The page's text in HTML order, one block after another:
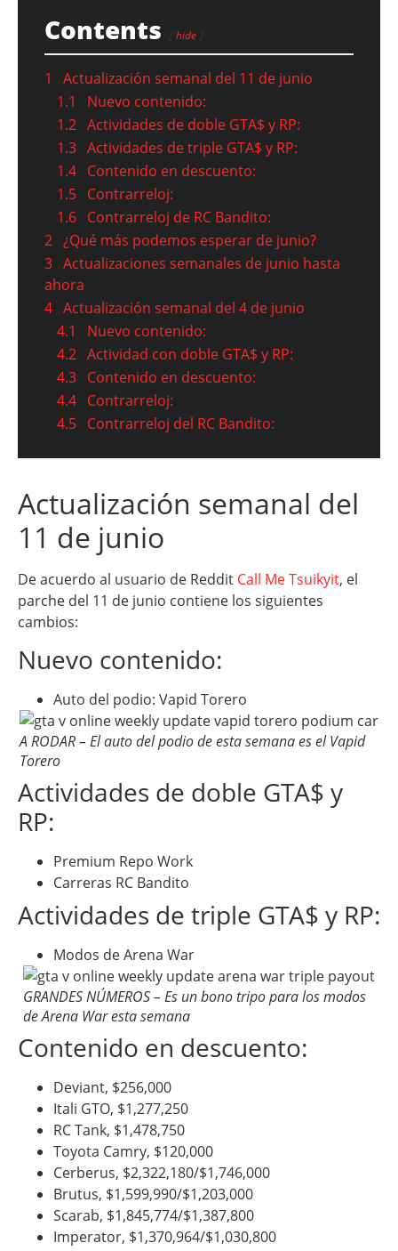
Contents hide
1
Actualización semanal del 11 de junio
1.1
Nuevo contenido:
1.2 Actividades de doble GTA$ y RP:
1.3 Actividades de triple GTA$ y RP:
1.4 Contenido en descuento:
1.5 Contrarreloj:
1.6 Contrarreloj de RC Bandito:
2 ¿Qué más podemos esperar de junio?
3 Actualizaciones semanales de junio hasta
ahora
4 Actualización semanal del 4 de junio
4.1
Nuevo contenido:
4.2 Actividad con doble GTA$ y RP:
4.3 Contenido en descuento:
4.4 Contrarreloj:
4.5 Contrarreloj del RC Bandito:
Actualización semanal del
11 de junio
De acuerdo al usuario de Reddit Call Me Tsuikyit, el
parche del 11 de junio contiene los siguientes
cambios:
Nuevo contenido:
Auto del podio: Vapid Torero
A RODAR – El auto del podio de esta semana es el Vapid
Torero
Actividades de doble GTA$ y
RP:
Premium Repo Work
Carreras RC Bandito
Actividades de triple GTA$ y RP:
Modos de Arena War
GRANDES NÚMEROS – Es un bono tripo para los modos
de Arena War esta semana
Contenido en descuento:
Deviant, $256,000
Itali GTO, $1,277,250
RC Tank, $1,478,750
Toyota Camry, $120,000
Cerberus, $2,322,180/$1,746,000
Brutus, $1,599,990/$1,203,000
Scarab, $1,845,774/$1,387,800
Imperator, $1,370,964/$1,030,800